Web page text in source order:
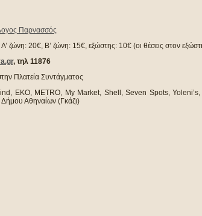
Παρνασσός
Α’ ζώνη: 20€, Β’ ζώνη: 15€, εξώστης: 10€ (οι θέσεις στον
, τηλ 11876
Πλατεία Συντάγματος
EKO, METRO, My Market, Shell, Seven Spots, Yoleni’s,
Αθηναίων (Γκάζι)